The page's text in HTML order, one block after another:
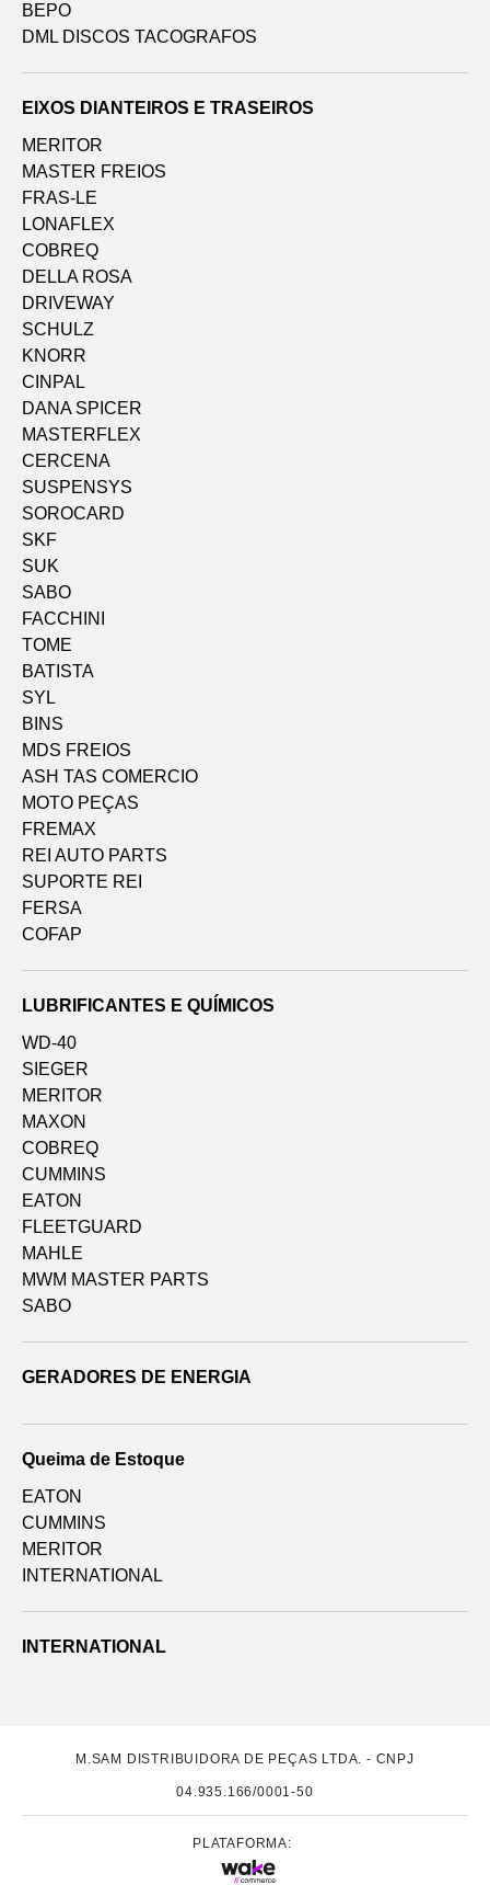
BEPO
DML DISCOS TACOGRAFOS
EIXOS DIANTEIROS E TRASEIROS
MERITOR
MASTER FREIOS
FRAS-LE
LONAFLEX
COBREQ
DELLA ROSA
DRIVEWAY
SCHULZ
KNORR
CINPAL
DANA SPICER
MASTERFLEX
CERCENA
SUSPENSYS
SOROCARD
SKF
SUK
SABO
FACCHINI
TOME
BATISTA
SYL
BINS
MDS FREIOS
ASH TAS COMERCIO
MOTO PEÇAS
FREMAX
REI AUTO PARTS
SUPORTE REI
FERSA
COFAP
LUBRIFICANTES E QUÍMICOS
WD-40
SIEGER
MERITOR
MAXON
COBREQ
CUMMINS
EATON
FLEETGUARD
MAHLE
MWM MASTER PARTS
SABO
GERADORES DE ENERGIA
Queima de Estoque
EATON
CUMMINS
MERITOR
INTERNATIONAL
INTERNATIONAL
M.SAM DISTRIBUIDORA DE PEÇAS LTDA. - CNPJ
04.935.166/0001-50
PLATAFORMA: